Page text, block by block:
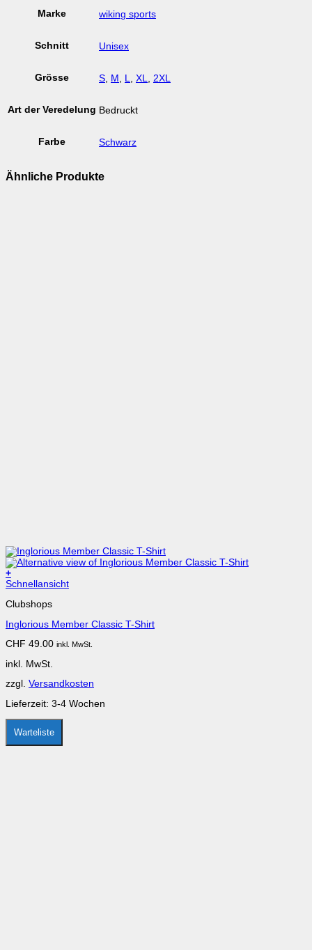
Marke wiking sports
Schnitt Unisex
Grösse S M L XL 2XL
Art der Veredelung Bedruckt
Farbe Schwarz
Ähnliche Produkte
+
Schnellansicht
Clubshops
Inglorious Member Classic T-Shirt
CHF 49.00 inkl. MwSt.
inkl. MwSt.
zzgl. Versandkosten
Lieferzeit: 3-4 Wochen
Warteliste